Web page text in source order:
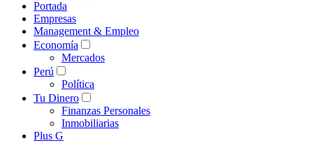
Portada
Empresas
Management & Empleo
Economía
Mercados
Perú
Política
Tu Dinero
Finanzas Personales
Inmobiliarias
Plus G